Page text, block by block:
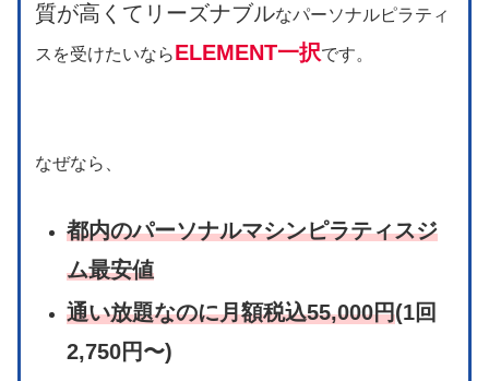
質が高くてリーズナブルなパーソナルピラティ
スを受けたいならELEMENT一択です。
なぜなら、
都内のパーソナルマシンピラティスジ
ム最安値
通い放題なのに月額税込55,000円(1回
2,750円〜)